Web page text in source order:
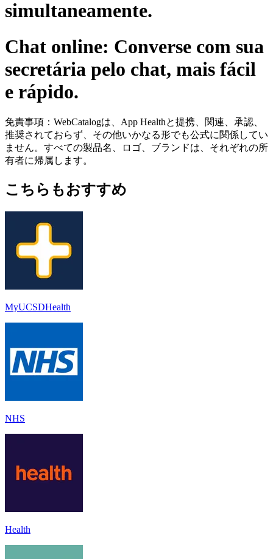
simultaneamente.
Chat online: Converse com sua
secretária pelo chat, mais fácil
e rápido.
免責事項：WebCatalogは、App Healthと提携、関連、承認、
推奨されておらず、その他いかなる形でも公式に関係してい
ません。すべての製品名、ロゴ、ブランドは、それぞれの所
有者に帰属します。
こちらもおすすめ
MyUCSDHealth
NHS
Health